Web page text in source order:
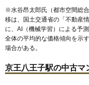
※水谷昂太郎氏（都市空間総
移は、国土交通省の「 不動産
に、AI（機械学習）による予
全体の平均的な価格傾向を示
場合がある。
京王八王子駅の中古マ